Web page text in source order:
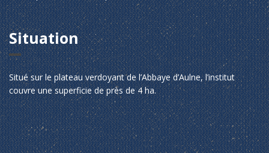
Situation
Situé sur le plateau verdoyant de l’Abbaye d’Aulne, l’institut
couvre une superficie de près de 4 ha.